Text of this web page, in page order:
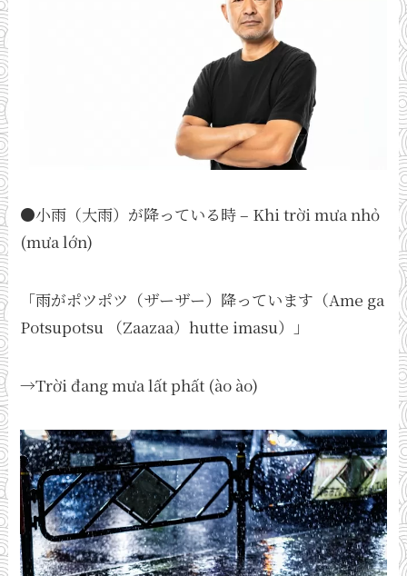
●小雨（大雨）が降っている時 – Khi trời mưa nhỏ
(mưa lớn)
「雨がポツポツ（ザーザー）降っています（Ame ga
Potsupotsu （Zaazaa）hutte imasu）」
→Trời đang mưa lất phất (ào ào)